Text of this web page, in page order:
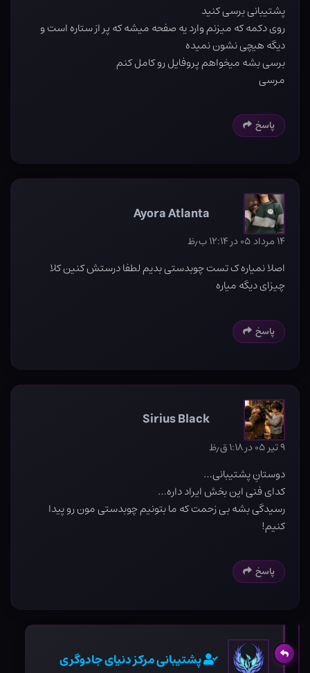
پشتیبانی برسی کنید
روی دکمه که میزنم وارد یه صفحه میشه که پر از ستاره است و
دیگه هیچی نشون نمیده
برسی بشه میخواهم پروفایل رو کامل کنم
مرسی
پاسخ
Ayora Atlanta
۱۴ مرداد ۰۵ در ۱۲:۱۴ ب٫ظ
اصلا نمیاره ک تست چوبدستی بدیم لطفا درستش کنین کلا
چیزای دیگه میاره
پاسخ
Sirius Black
۹ تیر ۰۵ در ۱:۱۸ ق٫ظ
دوستانِ پشتیبانی…
کدای فنی این بخش ایراد داره…
رسیدگی بشه بی زحمت که ما بتونیم چوبدستی مون رو پیدا
کنیم!
پاسخ
پشتیبانی مرکز دنیای جادوگری